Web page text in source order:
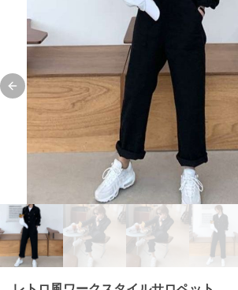
Previous slide